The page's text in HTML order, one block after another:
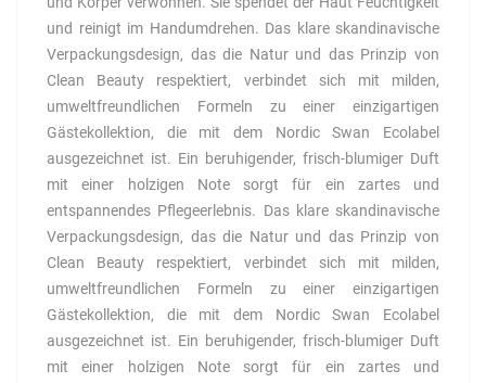
und reinigt im Handumdrehen. Das klare skandinavische
Verpackungsdesign, das die Natur und das Prinzip von
Clean Beauty respektiert, verbindet sich mit milden,
umweltfreundlichen Formeln zu einer einzigartigen
Gästekollektion, die mit dem Nordic Swan Ecolabel
ausgezeichnet ist. Ein beruhigender, frisch-blumiger Duft
mit einer holzigen Note sorgt für ein zartes und
entspannendes Pflegeerlebnis. Das klare skandinavische
Verpackungsdesign, das die Natur und das Prinzip von
Clean Beauty respektiert, verbindet sich mit milden,
umweltfreundlichen Formeln zu einer einzigartigen
Gästekollektion, die mit dem Nordic Swan Ecolabel
ausgezeichnet ist. Ein beruhigender, frisch-blumiger Duft
mit einer holzigen Note sorgt für ein zartes und